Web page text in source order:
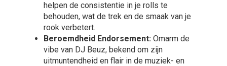
helpen de consistentie in je rolls te
behouden, wat de trek en de smaak van je
rook verbetert.
Beroemdheid Endorsement: Omarm de
vibe van DJ Beuz, bekend om zijn
uitmuntendheid en flair in de muziek- en